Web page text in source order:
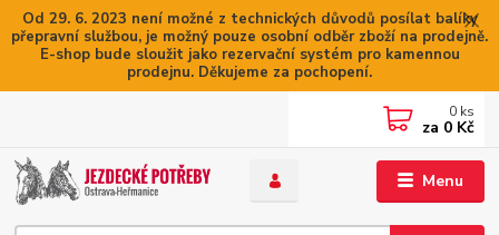
Od 29. 6. 2023 není možné z technických důvodů posílat balíky
přepravní službou, je možný pouze osobní odběr zboží na prodejně.
E-shop bude sloužit jako rezervační systém pro kamennou
prodejnu. Děkujeme za pochopení.
Menu
0 ks
za 0 Kč